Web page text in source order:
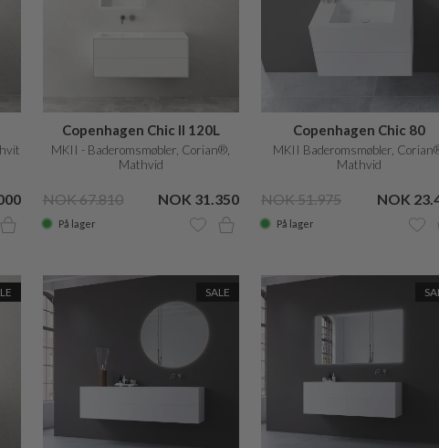
Copenhagen Chic II 120L
MKII - Baderomsmøbler, Corian®,
Mathvid
NOK 67.810 NOK 31.350
På lager
Copenhagen Chic 80
MKII Baderomsmøbler,
Mathvid
NOK 51.975 NOK
På lager
SALE